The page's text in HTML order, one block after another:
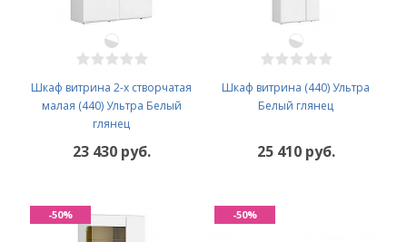
Шкаф витрина 2-х створчатая
малая (440) Ультра Белый
глянец
23 430 руб.
Шкаф витрина (440) Ультра
Белый глянец
25 410 руб.
-50% -50%